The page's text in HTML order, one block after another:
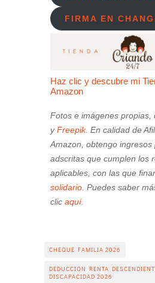
FIRMA EN
Haz clic y descubre mi
Amazon
Fotos e imágenes propias,
yFreepik. En calidad de
Amazon, obtengo
adscritas que cumplen los
aplicables, con las que
solidario. Puedes saber
clic aquí.
CHEQUE FAMILIA 2026
DEDUCCION RENTA
DISCAPACIDAD 2026